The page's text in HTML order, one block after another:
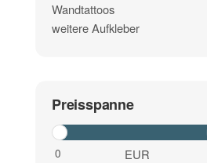
Wandtattoos
weitere Aufkleber
Preisspanne
EUR